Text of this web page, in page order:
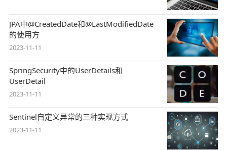
JPA中@CreatedDate和@LastModifiedDate
的使用方
2023-11-11
SpringSecurity中的UserDetails和
UserDetail
2023-11-11
Sentinel自定义异常的三种实现方式
2023-11-11